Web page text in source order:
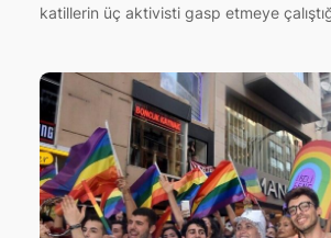
katillerin üç aktivisti gasp etmeye